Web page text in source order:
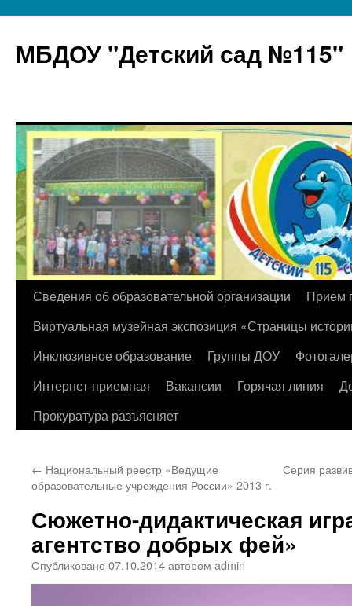
МБДОУ "Детский сад №115"
Перейти
содержимому
Сведения об образовательной организации
Прием
Виртуальная музейная экспозиция «Страницы
Инклюзивное образование
Группы ДОУ
Интернет-приемная
Вакансии Горячая линия
Прокуратура разъясняет
← Национальный реестр «Ведущие
образовательные учреждения России» 2013 г.
Серия
Сюжетно-дидактическая
агентство добрых фей»
Опубликовано 07.10.2014автором admin